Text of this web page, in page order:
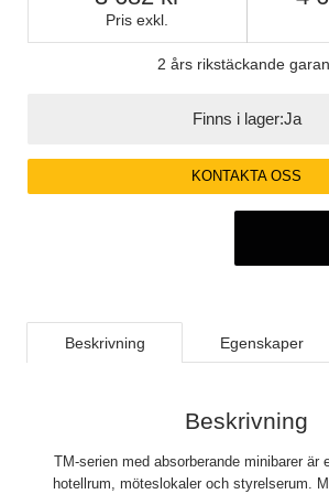
Pris exkl.
2 års rikstäckande
Finns i lager:Ja
KONTAKTA OSS
Beskrivning Egenskaper
Beskrivning
TM-serien med absorberande minibarer är
hotellrum, möteslokaler och styrelserum.